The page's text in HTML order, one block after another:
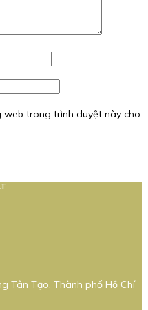
trong trình duyệt này cho
Tân Tạo, Thành phố Hồ Chí